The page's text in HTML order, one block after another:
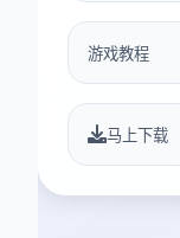
游戏教程
马上下载